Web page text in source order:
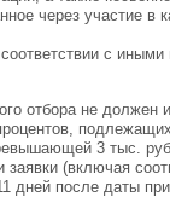
через участие в
с
отбора не должен
3 тыс.
(включая
дней после даты